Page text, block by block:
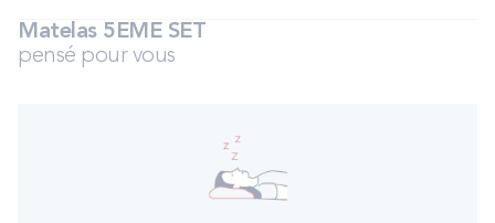
Matelas 5EME SET
pensé pour vous